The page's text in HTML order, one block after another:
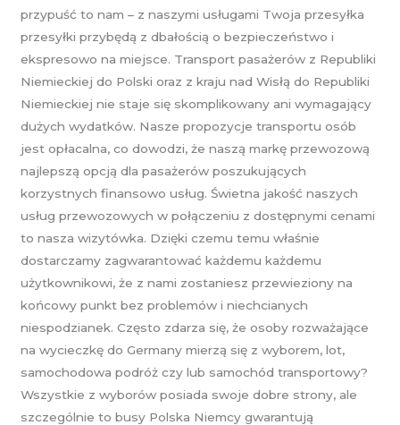
przypuść to nam – z naszymi usługami Twoja przesyłka
przesyłki przybędą z dbałością o bezpieczeństwo i
ekspresowo na miejsce. Transport pasażerów z Republiki
Niemieckiej do Polski oraz z kraju nad Wisłą do Republiki
Niemieckiej nie staje się skomplikowany ani wymagający
dużych wydatków. Nasze propozycje transportu osób
jest opłacalna, co dowodzi, że naszą markę przewozową
najlepszą opcją dla pasażerów poszukujących
korzystnych finansowo usług. Świetna jakość naszych
usług przewozowych w połączeniu z dostępnymi cenami
to nasza wizytówka. Dzięki czemu temu właśnie
dostarczamy zagwarantować każdemu każdemu
użytkownikowi, że z nami zostaniesz przewieziony na
końcowy punkt bez problemów i niechcianych
niespodzianek. Często zdarza się, że osoby rozważające
na wycieczkę do Germany mierzą się z wyborem, lot,
samochodowa podróż czy lub samochód transportowy?
Wszystkie z wyborów posiada swoje dobre strony, ale
szczególnie to busy Polska Niemcy gwarantują